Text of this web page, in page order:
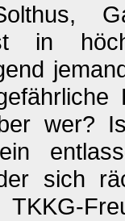
in
wer?
sich